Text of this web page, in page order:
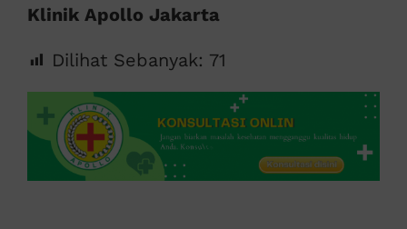
Klinik Apollo Jakarta
Dilihat Sebanyak: 71